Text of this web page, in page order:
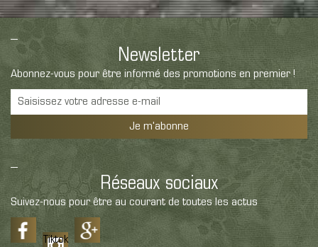
Newsletter
Abonnez-vous pour être informé des promotions en premier !
Je m'abonne
Réseaux sociaux
Suivez-nous pour être au courant de toutes les actus
Tiktok